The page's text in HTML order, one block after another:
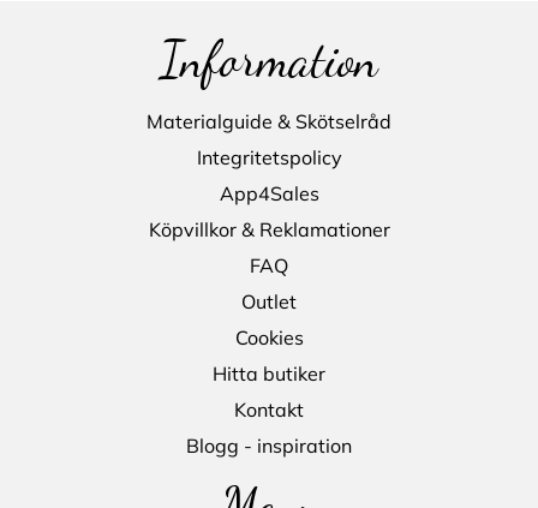
Information
Materialguide & Skötselråd
Integritetspolicy
App4Sales
Köpvillkor & Reklamationer
FAQ
Outlet
Cookies
Hitta butiker
Kontakt
Blogg - inspiration